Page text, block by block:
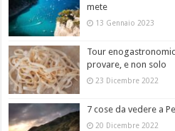
mete
13 Gennaio 2023
Tour
provare, e non solo
23 Dicembre 2022
7 cose da vedere a
20 Dicembre 2022